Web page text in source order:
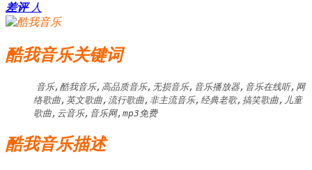
差评 人
酷我音乐关键词
音乐,酷我音乐,高品质音乐,无损音乐,音乐播放器,音乐在线听,网
络歌曲,英文歌曲,流行歌曲,非主流音乐,经典老歌,搞笑歌曲,儿童
歌曲,云音乐,音乐网,mp3免费
酷我音乐描述